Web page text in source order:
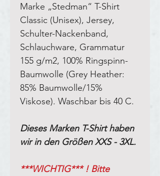
Marke „Stedman“ T-Shirt
Classic (Unisex), Jersey,
Schulter-Nackenband,
Schlauchware, Grammatur
155 g/m2, 100% Ringspinn-
Baumwolle (Grey Heather:
85% Baumwolle/15%
Viskose). Waschbar bis 40 C.
Dieses Marken T-Shirt haben
wir in den Größen XXS - 3XL.
***WICHTIG*** ! Bitte